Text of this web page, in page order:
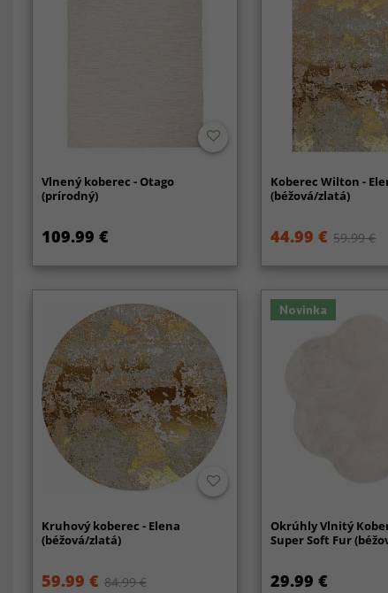
Vlnený koberec - Otago
(prírodný)
109.99 €
Koberec Wilton -
(béžová/zlatá)
44.99 € 59.99 €
Kruhový koberec - Elena
(béžová/zlatá)
59.99 € 84.99 €
Novinka
Okrúhly Vlnitý
Super Soft Fur
29.99 €